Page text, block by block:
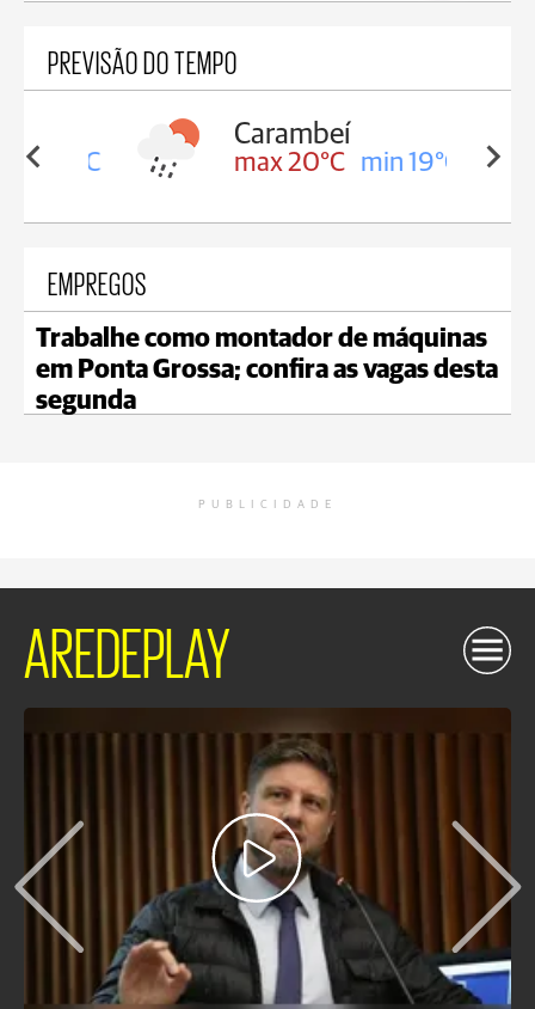
PREVISÃO DO TEMPO
19°C
Carambeí
max 20°C min 19°C
EMPREGOS
Trabalhe como montador de máquinas
em Ponta Grossa; confira as vagas desta
segunda
PUBLICIDADE
AREDEPLAY